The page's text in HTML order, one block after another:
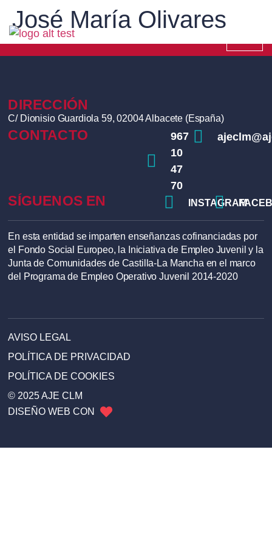
José María Olivares
DIRECCIÓN
C/ Dionisio Guardiola 59, 02004 Albacete (España)
CONTACTO
967
10
47
70
SÍGUENOS EN INSTAGRAM
En esta entidad se imparten enseñanzas cofinanciadas por
el Fondo Social Europeo, la Iniciativa de Empleo Juvenil y la
Junta de Comunidades de Castilla-La Mancha en el marco
del Programa de Empleo Operativo Juvenil 2014-2020
AVISO LEGAL
POLÍTICA DE PRIVACIDAD
POLÍTICA DE COOKIES
© 2025 AJE CLM
DISEÑO WEB CON